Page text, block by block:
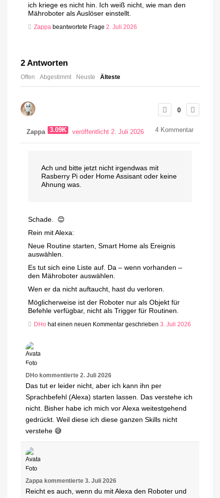
ich kriege es nicht hin. Ich weiß nicht, wie man den
Mähroboter als Auslöser einstellt.
Zappa beantwortete Frage 2. Juli 2026
2 Antworten
Offen Abgestimmt Neuste Älteste
0
Zappa 3.09K veröffentlicht 2. Juli 2026 4 Kommentar
Ach und bitte jetzt nicht irgendwas mit
Rasberry Pi oder Home Assisant oder keine
Ahnung was.
Schade. 😊
Rein mit Alexa:
Neue Routine starten, Smart Home als Ereignis
auswählen.
Es tut sich eine Liste auf. Da – wenn vorhanden –
den Mähroboter auswählen.
Wen er da nicht auftaucht, hast du verloren.
Möglicherweise ist der Roboter nur als Objekt für
Befehle verfügbar, nicht als Trigger für Routinen.
DHo hat einen neuen Kommentar geschrieben 3. Juli 2026
DHo kommentierte 2. Juli 2026
Das tut er leider nicht, aber ich kann ihn per
Sprachbefehl (Alexa) starten lassen. Das verstehe ich
nicht. Bisher habe ich mich vor Alexa weitestgehend
gedrückt. Weil diese ich diese ganzen Skills nicht
verstehe 😅
Zappa kommentierte 3. Juli 2026
Reicht es auch, wenn du mit Alexa den Roboter und